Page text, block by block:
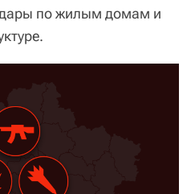
по жилым домам и